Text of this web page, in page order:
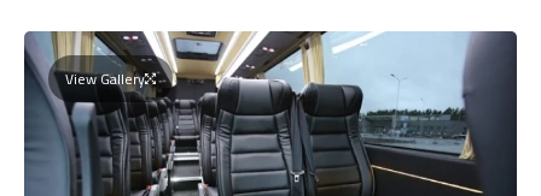
View Gallery